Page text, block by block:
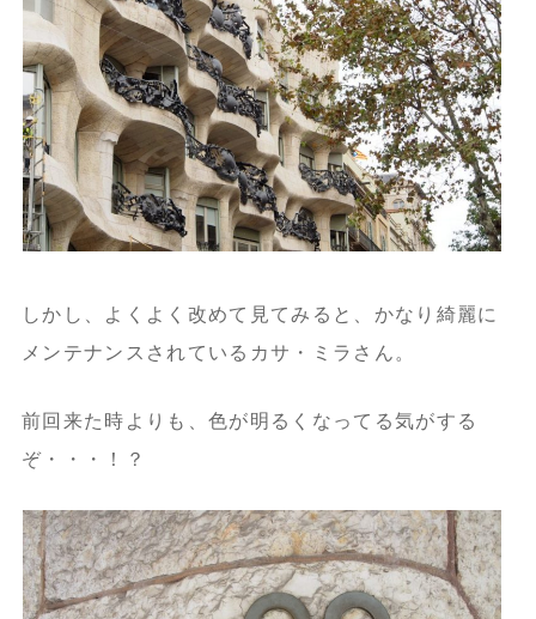
しかし、よくよく改めて見てみると、かなり綺麗に
メンテナンスされているカサ・ミラさん。
前回来た時よりも、色が明るくなってる気がする
ぞ・・・！？